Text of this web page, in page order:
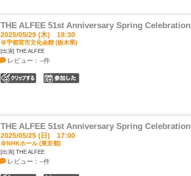
THE ALFEE 51st Anniversary Spring Celebration
2025/05/29 (木) 18:30
＠宇都宮市文化会館 (栃木県)
[出演] THE ALFEE
レビュー：--件
THE ALFEE 51st Anniversary Spring Celebration
2025/05/25 (日) 17:00
＠NHKホール (東京都)
[出演] THE ALFEE
レビュー：--件